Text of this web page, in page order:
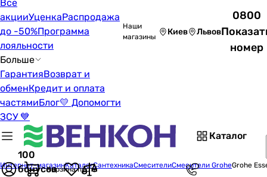
Все
акцииУценкаРаспродажа
до -50%Программа
лояльности
Больше
ГарантияВозврат и
обменКредит и оплата
частямиБлог💛 Допомогти
ЗСУ 💙
Наши
магазины
Киев Львов
0800
номер
Каталог
100
бонусовКорзина пуста
Интернет-магазинКаталогСантехникаСмесителиСмесители GroheGrohe